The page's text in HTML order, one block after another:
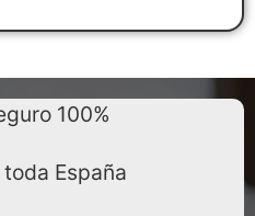
100%
España